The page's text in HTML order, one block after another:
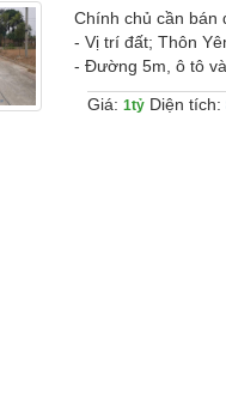
Chính chủ cần bán
- Vị trí đất; Thôn
- Đường 5m, ô tô
Giá: 1tỷ Diện tích: